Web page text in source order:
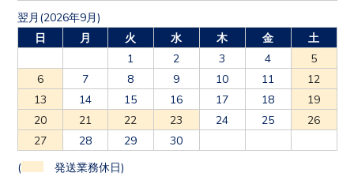
翌月(2026年9月)
日
月 火 水 木 金
土
1
2 3 4
5
6
7 8 9 10 11
12
13
14 15 16 17 18
19
20
21 22 23 24 25
26
27
28 29 30
( 発送業務休日)